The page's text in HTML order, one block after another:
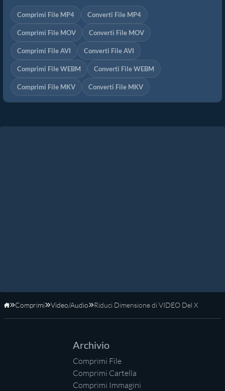
Comprimi File MP4 Converti File MP4
Comprimi File MOV Converti File MOV
Comprimi File AVI Converti File AVI
Comprimi File WEBM Converti File WEBM
Comprimi File MKV Converti File MKV
Home
Comprimi Video/Audio Riduci Dimensione di VIDEO Del X
Archivio
Comprimi File
Comprimi Cartella
Comprimi Immagini